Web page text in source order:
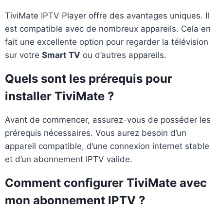
TiviMate IPTV Player offre des avantages uniques. Il
est compatible avec de nombreux appareils. Cela en
fait une excellente option pour regarder la télévision
sur votre Smart TV ou d’autres appareils.
Quels sont les prérequis pour
installer TiviMate ?
Avant de commencer, assurez-vous de posséder les
prérequis nécessaires. Vous aurez besoin d’un
appareil compatible, d’une connexion internet stable
et d’un abonnement IPTV valide.
Comment configurer TiviMate avec
mon abonnement IPTV ?